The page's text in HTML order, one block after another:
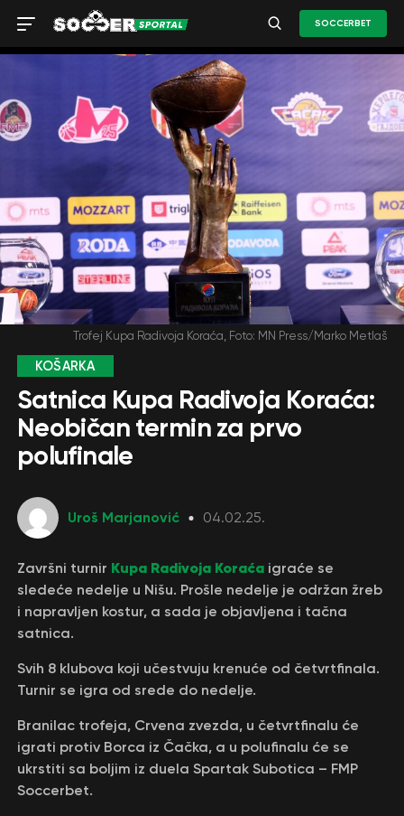
SOCCERBET
Trofej Kupa Radivoja Koraća, Foto: MN Press/Marko Metlaš
KOŠARKA
Satnica Kupa Radivoja Koraća:
Neobičan termin za prvo
polufinale
Uroš Marjanović 04.02.25.
Završni turnir Kupa Radivoja Koraćaigraće se
sledeće nedelje u Nišu. Prošle nedelje je održan žreb
i napravljen kostur, a sada je objavljena i tačna
satnica.
Svih 8 klubova koji učestvuju krenuće od četvrtfinala.
Turnir se igra od srede do nedelje.
Branilac trofeja, Crvena zvezda, u četvrtfinalu će
igrati protiv Borca iz Čačka, a u polufinalu će se
ukrstiti sa boljim iz duela Spartak Subotica – FMP
Soccerbet.